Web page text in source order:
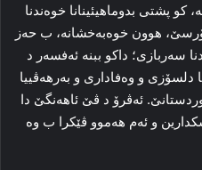
پشتی بدوماهیئینانا خوەندنا
هوون خوەبه‌خشانه‌، ب حەز
سه‌ربازى؛ داکو ببنە ئەفسەر د
دلسۆزی و وەفاداری و به‌رهه‌ڤييا
ئەڤرۆ د ڤێ ئاهەنگێ دا
و ئه‌م هه‌موو ڤێكرا ب وە